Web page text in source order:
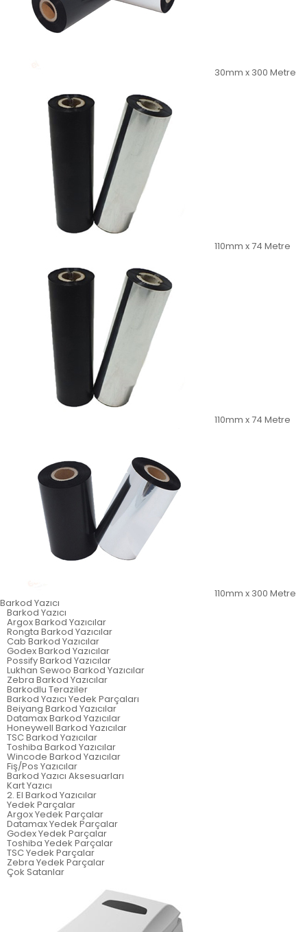
30mm x 300 Metre
110mm x 74 Metre
110mm x 74 Metre
110mm x 300 Metre
Barkod Yazıcı
Barkod Yazıcı
Argox Barkod Yazıcılar
Rongta Barkod Yazıcılar
Cab Barkod Yazıcılar
Godex Barkod Yazıcılar
Possify Barkod Yazıcılar
Lukhan Sewoo Barkod Yazıcılar
Zebra Barkod Yazıcılar
Barkodlu Teraziler
Barkod Yazıcı Yedek Parçaları
Beiyang Barkod Yazıcılar
Datamax Barkod Yazıcılar
Honeywell Barkod Yazıcılar
TSC Barkod Yazıcılar
Toshiba Barkod Yazıcılar
Wincode Barkod Yazıcılar
Fiş/Pos Yazıcılar
Barkod Yazıcı Aksesuarları
Kart Yazıcı
2. El Barkod Yazıcılar
Yedek Parçalar
Argox Yedek Parçalar
Datamax Yedek Parçalar
Godex Yedek Parçalar
Toshiba Yedek Parçalar
TSC Yedek Parçalar
Zebra Yedek Parçalar
Çok Satanlar